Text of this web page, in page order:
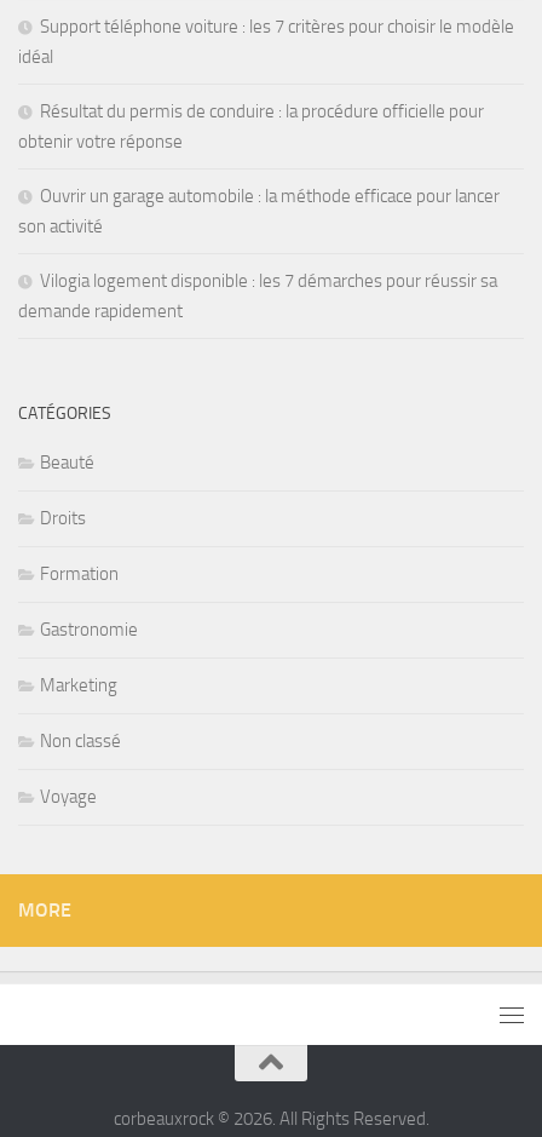
Support téléphone voiture : les 7 critères pour choisir le modèle
idéal
Résultat du permis de conduire : la procédure officielle pour
obtenir votre réponse
Ouvrir un garage automobile : la méthode efficace pour lancer
son activité
Vilogia logement disponible : les 7 démarches pour réussir sa
demande rapidement
CATÉGORIES
Beauté
Droits
Formation
Gastronomie
Marketing
Non classé
Voyage
MORE
corbeauxrock © 2026. All Rights Reserved.